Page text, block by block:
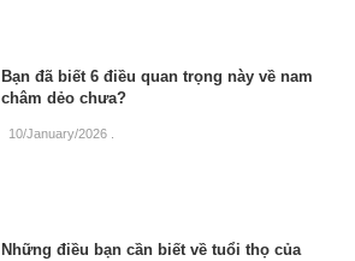
Bạn đã biết 6 điều quan trọng này về nam
châm dẻo chưa?
10/January/2026
Những điều bạn cần biết về tuổi thọ của